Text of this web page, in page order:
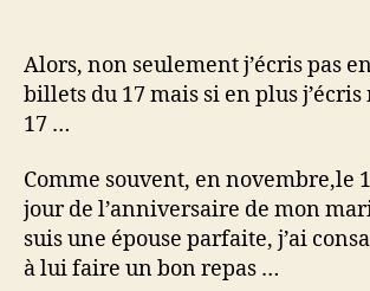
1
Alors, non seulement j’écris pas
billets du 17 mais si en plus j’écris
17 …
Comme souvent, en novembre,le
jour de l’anniversaire de mon
suis une épouse parfaite, j’ai
à lui faire un bon repas …